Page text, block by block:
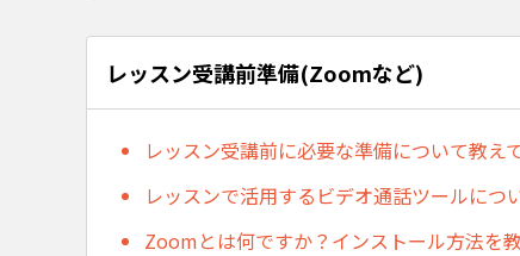
レッスン受講前準備(Zoomなど)
レッスン受講前に必要な準備について教え
レッスンで活用するビデオ通話ツールにつ
Zoomとは何ですか？インストール方法を